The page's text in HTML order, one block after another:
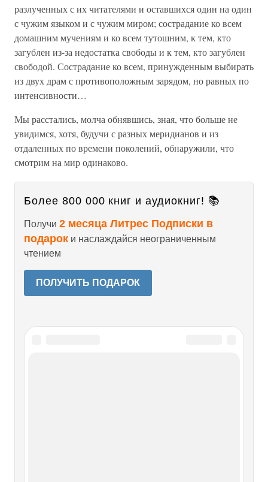
разлученных с их читателями и оставшихся один на один
с чужим языком и с чужим миром; сострадание ко всем
домашним мучениям и ко всем тутошним, к тем, кто
загублен из-за недостатка свободы и к тем, кто загублен
свободой. Сострадание ко всем, принужденным выбирать
из двух драм с противоположным зарядом, но равных по
интенсивности…
Мы расстались, молча обнявшись, зная, что больше не
увидимся, хотя, будучи с разных меридианов и из
отдаленных по времени поколений, обнаружили, что
смотрим на мир одинаково.
Более 800 000 книг и аудиокниг! 📚
Получи 2 месяца Литрес Подписки в
подарок и наслаждайся неограниченным
чтением
ПОЛУЧИТЬ ПОДАРОК